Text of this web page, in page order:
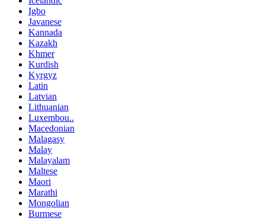
Igbo
Javanese
Kannada
Kazakh
Khmer
Kurdish
Kyrgyz
Latin
Latvian
Lithuanian
Luxembou..
Macedonian
Malagasy
Malay
Malayalam
Maltese
Maori
Marathi
Mongolian
Burmese